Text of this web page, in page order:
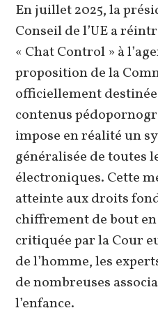
En juillet 2025, la
Conseil de l’UE a
« Chat Control » à
proposition de la
officiellement
contenus
impose en réalité un
généralisée de toutes
électroniques. Cette
atteinte aux droits
chiffrement de bout
critiquée par la Cour
de l’homme, les
de nombreuses
l’enfance.